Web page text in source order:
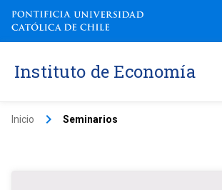
Instituto de Economía
Inicio keyboard_arrow_right Seminarios